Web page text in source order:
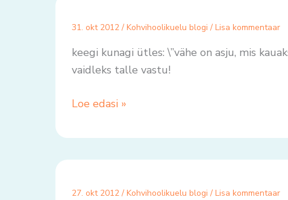
31. okt 2012 / Kohvihoolikuelu blogi / Lisa kommentaar
keegi kunagi ütles: \”vähe on asju, mis
vaidleks talle vastu!
Loe edasi »
27. okt 2012 / Kohvihoolikuelu blogi / Lisa kommentaar